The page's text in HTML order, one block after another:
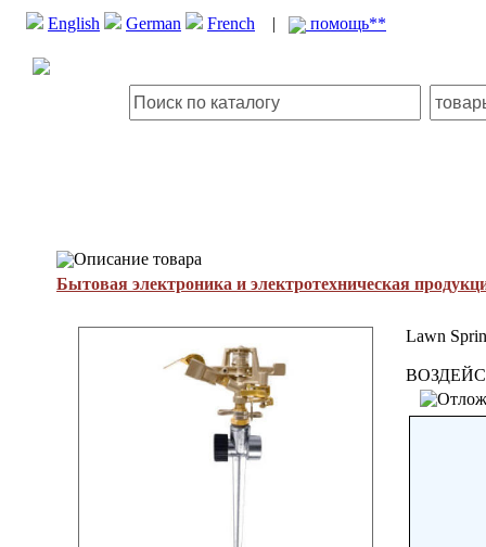
English German French | помощь**
Описание товара
Бытовая электроника и электротехническая
Lawn